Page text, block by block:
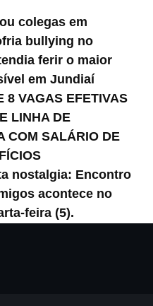
colegas em
bullying no
ferir o maior
em Jundiaí
8 VAGAS EFETIVAS
LINHA DE
COM SALÁRIO DE
nostalgia: Encontro
acontece no
feira (5).